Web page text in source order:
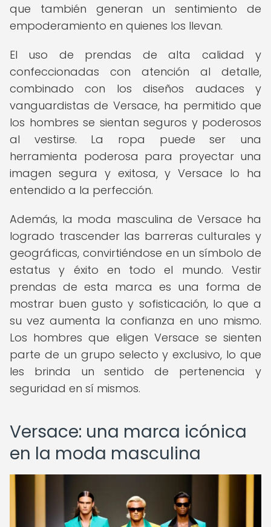
que también generan un sentimiento de
empoderamiento en quienes los llevan.
El uso de prendas de alta calidad y
confeccionadas con atención al detalle,
combinado con los diseños audaces y
vanguardistas de Versace, ha permitido que
los hombres se sientan seguros y poderosos
al vestirse. La ropa puede ser una
herramienta poderosa para proyectar una
imagen segura y exitosa, y Versace lo ha
entendido a la perfección.
Además, la moda masculina de Versace ha
logrado trascender las barreras culturales y
geográficas, convirtiéndose en un símbolo de
estatus y éxito en todo el mundo. Vestir
prendas de esta marca es una forma de
mostrar buen gusto y sofisticación, lo que a
su vez aumenta la confianza en uno mismo.
Los hombres que eligen Versace se sienten
parte de un grupo selecto y exclusivo, lo que
les brinda un sentido de pertenencia y
seguridad en sí mismos.
Versace: una marca icónica
en la moda masculina